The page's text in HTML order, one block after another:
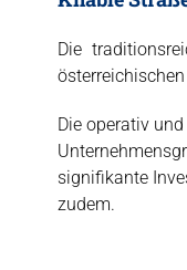
Die
Die operativ
signifikante
zudem.